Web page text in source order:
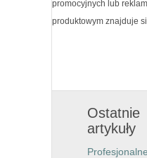
promocyjnych lub
produktowym znajduje
Ostatnie
artykuły
Profesjonalne